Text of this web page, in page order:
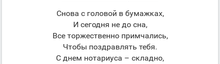
Снова с головой в бумажках,
И сегодня не до сна,
Все торжественно примчались,
Чтобы поздравлять тебя.
С днем нотариуса – складно,